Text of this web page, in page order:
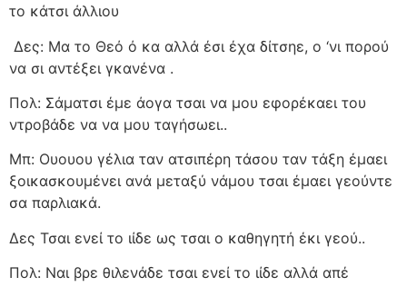
το κάτσι άλλιου
Δες: Μα το Θεό ό κα αλλά έσι έχα δίτσηε, ο ‘νι πορού
να σι αντέξει γκανένα .
Πολ: Σάματσι έμε άογα τσαι να μου εφορέκαει του
ντροβάδε να να μου ταγήσωει..
Μπ: Ουουου γέλια ταν ατσιπέρη τάσου ταν τάξη έμαει
ξοικασκουμένει ανά μεταξύ νάμου τσαι έμαει γεούντε
σα παρλιακά.
Δες Τσαι ενεί το ιίδε ως τσαι ο καθηγητή έκι γεού..
Πολ: Ναι βρε θιλενάδε τσαι ενεί το ιίδε αλλά απέ